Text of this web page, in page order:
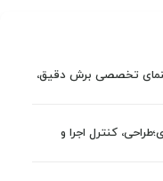
تخصصی برش دقیق،
کنترل اجرا و